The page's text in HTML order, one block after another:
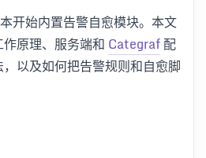
开始内置告警自愈模块。本文
原理、服务端和 Categraf配
以及如何把告警规则和自愈脚